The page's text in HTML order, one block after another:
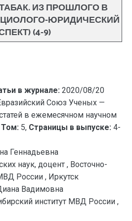
ИЗ ПРОШЛОГО В
ЮРИДИЧЕСКИЙ
(4-9)
в журнале: 2020/08/20
Союз Ученых —
в ежемесячном научном
Том: 5, Страницы в выпуске: 4-
Геннадьевна
наук, доцент , Восточно-
России , Иркутск
Вадимовна
институт МВД России ,